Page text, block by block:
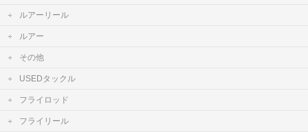
ルアーリール
ルアー
その他
USEDタックル
フライロッド
フライリール